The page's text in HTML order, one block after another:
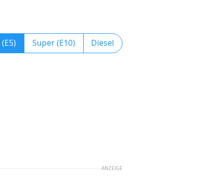
Super (E10) Diesel
ANZEIGE